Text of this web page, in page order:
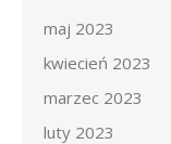
maj 2023
kwiecień 2023
marzec 2023
luty 2023